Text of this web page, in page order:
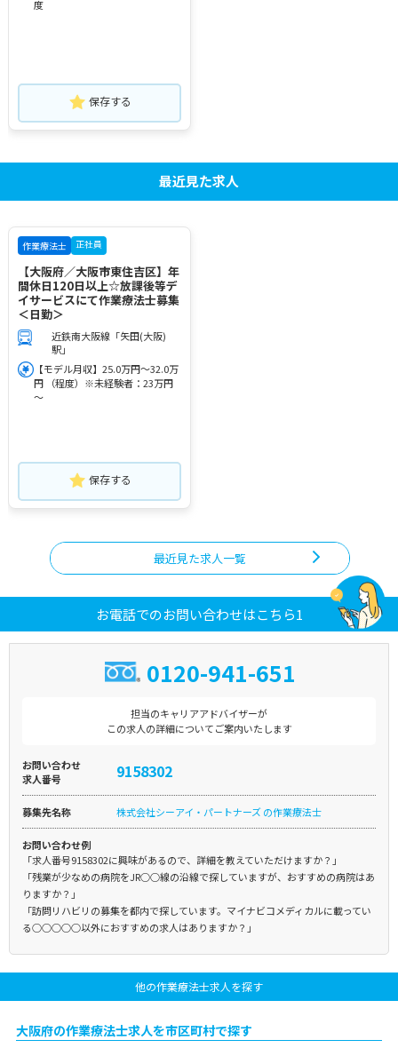
度
保存する
最近見た求人
作業療法士 正社員
【大阪府／大阪市東住吉区】年
間休日120日以上☆放課後等デ
イサービスにて作業療法士募集
＜日勤＞
近鉄南大阪線「矢田(大阪)
駅」
【モデル月収】25.0万円～32.0万
円 （程度）※未経験者：23万円
～
保存する
最近見た求人一覧
お電話でのお問い合わせはこちら1
0120-941-651
担当のキャリアアドバイザーが
この求人の詳細についてご案内いたします
お問い合わせ
求人番号
9158302
募集先名称 株式会社シーアイ・パートナーズ の作業療法士
お問い合わせ例
「求人番号9158302に興味があるので、詳細を教えていただけますか？」
「残業が少なめの病院をJR○○線の沿線で探していますが、おすすめの病院はあ
りますか？」
「訪問リハビリの募集を都内で探しています。マイナビコメディカルに載ってい
る○○○○○以外におすすめの求人はありますか？」
他の作業療法士求人を探す
大阪府の作業療法士求人を市区町村で探す